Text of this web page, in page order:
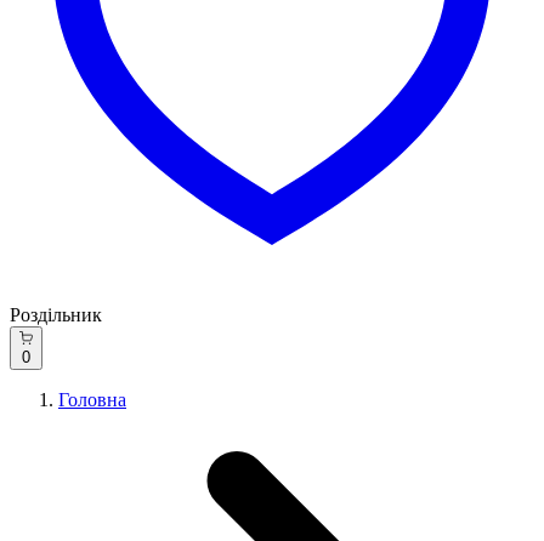
Роздільник
0
Головна